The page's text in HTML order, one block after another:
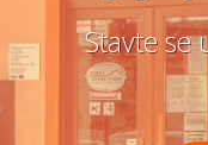
Stavte se